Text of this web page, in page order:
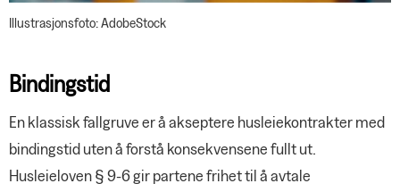
YS Fordel
Illustrasjonsfoto: AdobeStock
Bindingstid
En klassisk fallgruve er å akseptere husleiekontrakter med
bindingstid uten å forstå konsekvensene fullt ut.
Husleieloven § 9-6 gir partene frihet til å avtale